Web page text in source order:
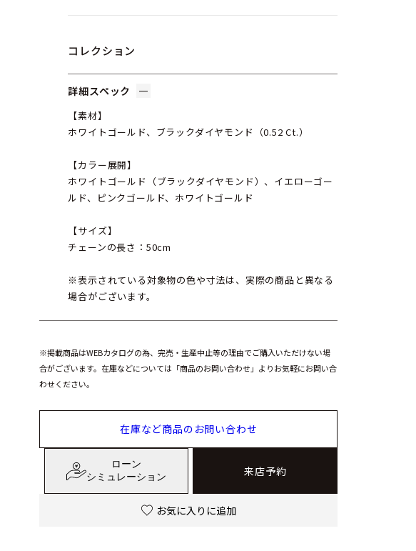
コレクション
詳細スペック
【素材】
ホワイトゴールド、ブラックダイヤモンド（0.52 Ct.）
【カラー展開】
ホワイトゴールド（ブラックダイヤモンド）、イエローゴー
ルド、ピンクゴールド、ホワイトゴールド
【サイズ】
チェーンの長さ：50cm
※表示されている対象物の色や寸法は、実際の商品と異なる
場合がございます。
※掲載商品はWEBカタログの為、完売・生産中止等の理由でご購入いただけない場
合がございます。在庫などについては「商品のお問い合わせ」よりお気軽にお問い合
わせください。
在庫など商品のお問い合わせ
ローン
シミュレーション
来店予約
お気に入りに追加